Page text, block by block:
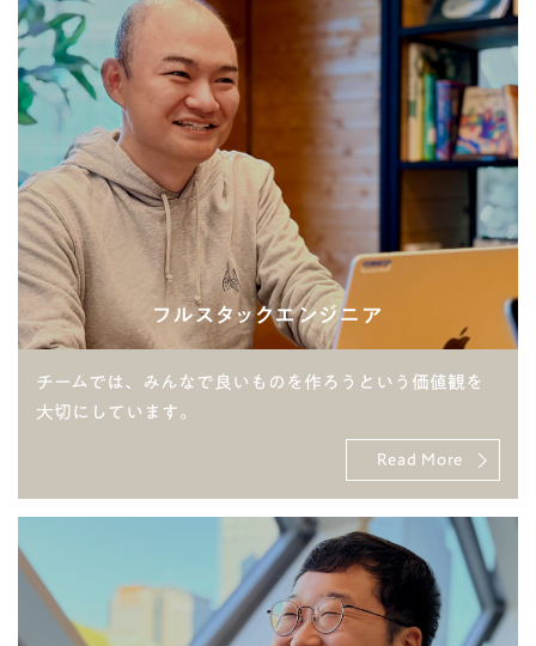
フルスタックエンジニア
チームでは、みんなで良いものを作ろうという価値観を
大切にしています。
Read More